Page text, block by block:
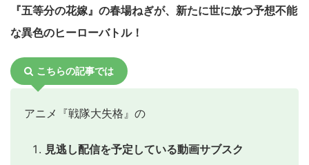
『五等分の花嫁』の春場ねぎが、新たに世に放つ予想不能
な異色のヒーローバトル！
こちらの記事では
アニメ『戦隊大失格』の
見逃し配信を予定している動画サブスク